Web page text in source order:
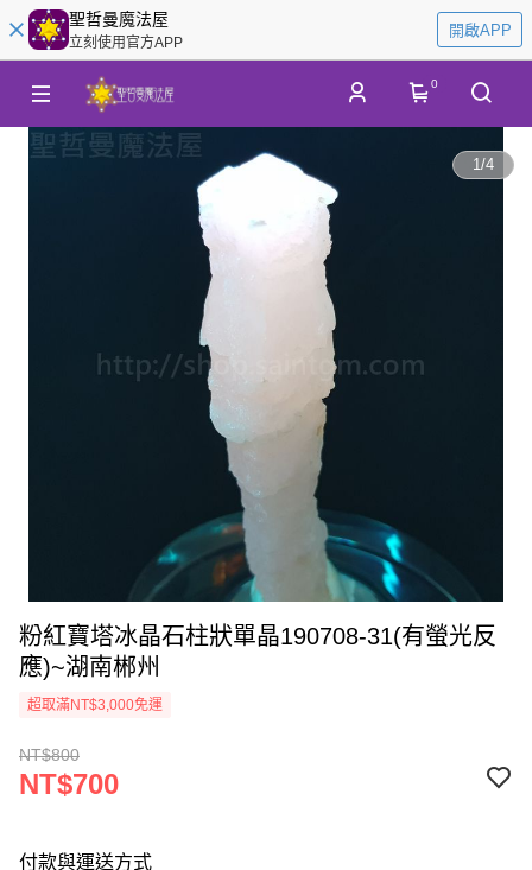
聖哲曼魔法屋
立刻使用官方APP
開啟APP
0
1/4
粉紅寶塔冰晶石柱狀單晶190708-31(有螢光反
應)~湖南郴州
超取滿NT$3,000免運
NT$800
NT$700
付款與運送方式